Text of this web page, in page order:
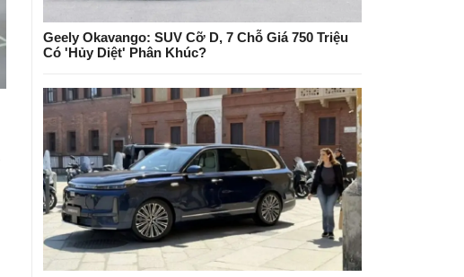
Geely Okavango: SUV Cỡ D, 7 Chỗ Giá 750 Triệu
Có 'Hủy Diệt' Phân Khúc?